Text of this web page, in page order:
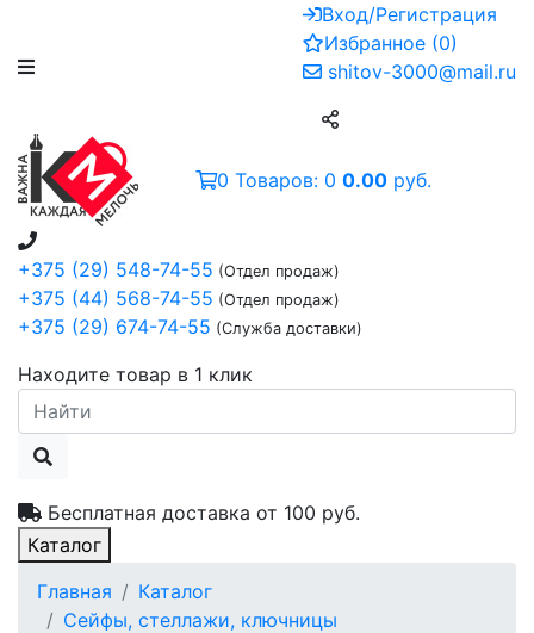
Вход/Регистрация
Избранное (0)
shitov-3000@mail.ru
+375 (29) 548-74-55 (Отдел продаж)
+375 (44) 568-74-55 (Отдел продаж)
+375 (29) 674-74-55 (Служба доставки)
Находите товар в 1 клик
Бесплатная доставка от 100 руб.
0 Товаров: 0 0.00 руб.
Каталог
Главная
Каталог
Сейфы, стеллажи, ключницы